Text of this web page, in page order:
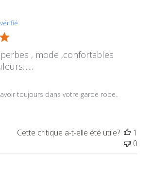
, mode ,confortables
toujours dans votre garde robe..
Cette critique a-t-elle été utile?
1
0